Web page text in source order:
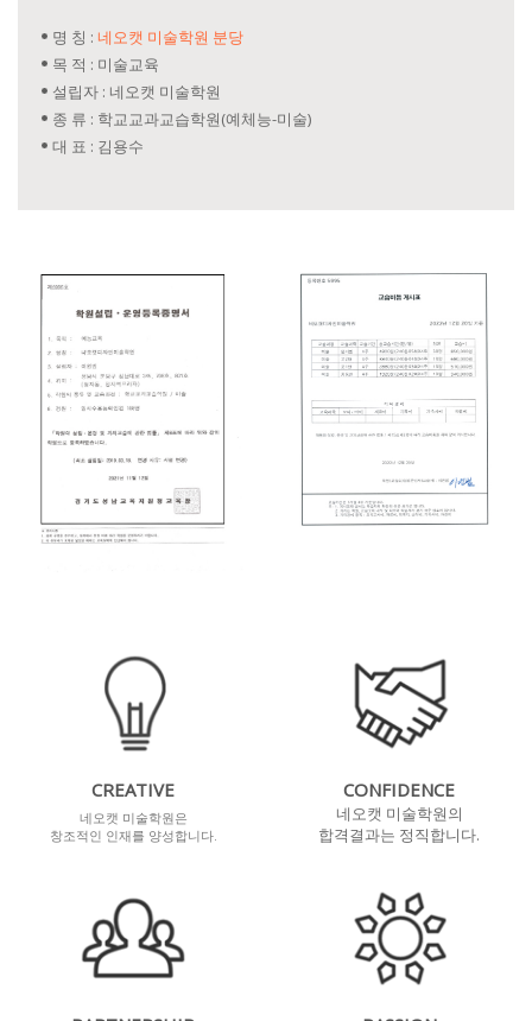
명 칭 : 네오캣 미술학원 분당
목 적 : 미술교육
설립자 : 네오캣 미술학원
종 류 : 학교교과교습학원(예체능-미술)
대 표 : 김용수
CREATIVE
네오캣 미술학원은
창조적인 인재를 양성합니다.
CONFIDENCE
네오캣 미술학원의
합격결과는 정직합니다.